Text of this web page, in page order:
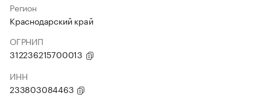
Регион
Краснодарский край
ОГРНИП
312236215700013
ИНН
233803084463